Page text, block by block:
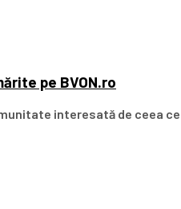
pe BVON.ro
interesată de ceea